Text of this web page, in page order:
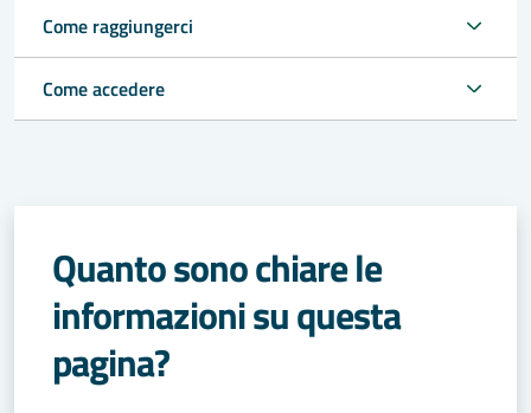
Come raggiungerci
Come accedere
Quanto sono chiare le
informazioni su questa
pagina?